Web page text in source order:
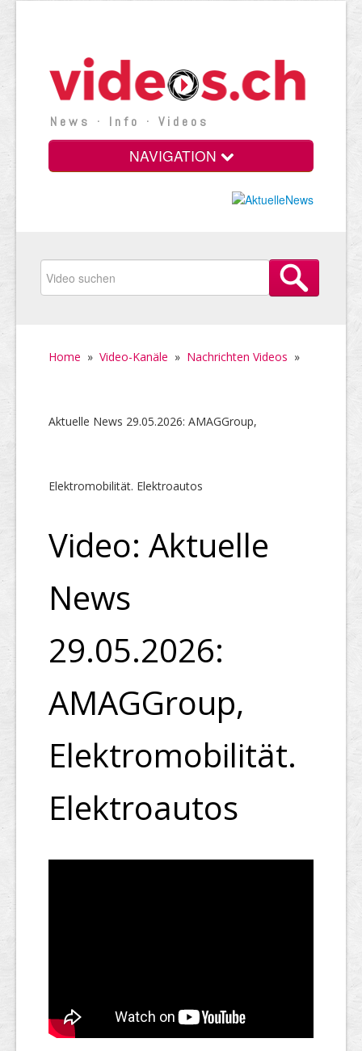
News · Info · Videos
NAVIGATION
Home » Video-Kanäle » Nachrichten Videos »
Aktuelle News 29.05.2026: AMAGGroup,
Elektromobilität. Elektroautos
Video: Aktuelle
News
29.05.2026:
AMAGGroup,
Elektromobilität.
Elektroautos